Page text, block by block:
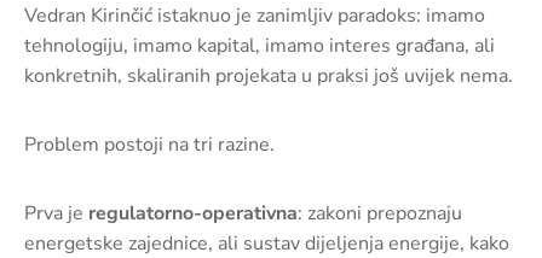
Vedran Kirinčić istaknuo je zanimljiv paradoks: imamo
tehnologiju, imamo kapital, imamo interes građana, ali
konkretnih, skaliranih projekata u praksi još uvijek nema.
Problem postoji na tri razine.
Prva je regulatorno-operativna: zakoni prepoznaju
energetske zajednice, ali sustav dijeljenja energije, kako